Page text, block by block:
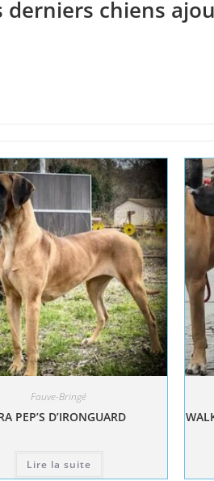
derniers chiens
Fauve-Bringé
PEP’S D’IRONGUARD
Lire la suite